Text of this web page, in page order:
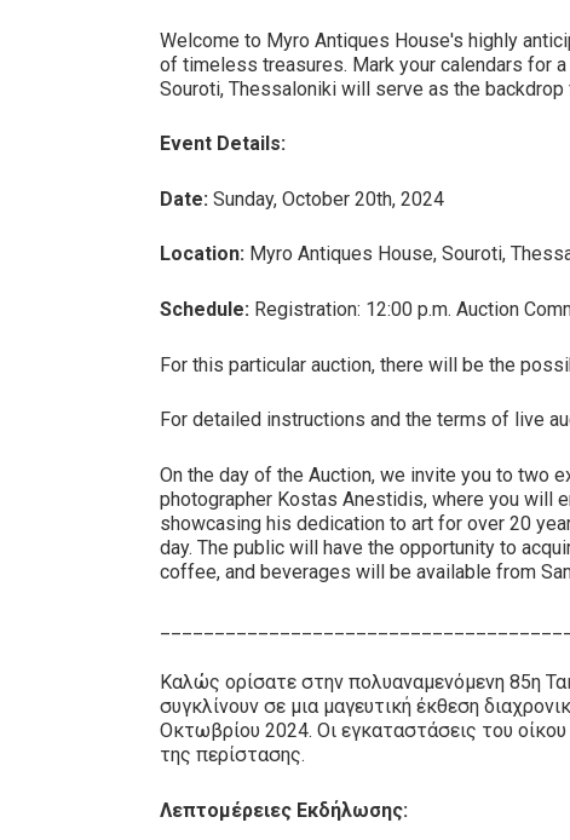
Welcome to Myro Antiques House's highly
of timeless treasures. Mark your calendars for
Souroti, Thessaloniki will serve as the
Event Details:
Date: Sunday, October 20th, 2024
Location: Myro Antiques House, Souroti,
Schedule: Registration: 12:00 p.m. Auction
For this particular auction, there will be the
For detailed instructions and the terms of live
On the day of the Auction, we invite you to two
photographer Kostas Anestidis, where you will
showcasing his dedication to art for over 20
day. The public will have the opportunity to
coffee, and beverages will be available from
Καλώς ορίσατε στην πολυαναμενόμενη 85η
συγκλίνουν σε μια μαγευτική έκθεση
Οκτωβρίου 2024. Οι εγκαταστάσεις του
της περίστασης.
Λεπτομέρειες Εκδήλωσης: